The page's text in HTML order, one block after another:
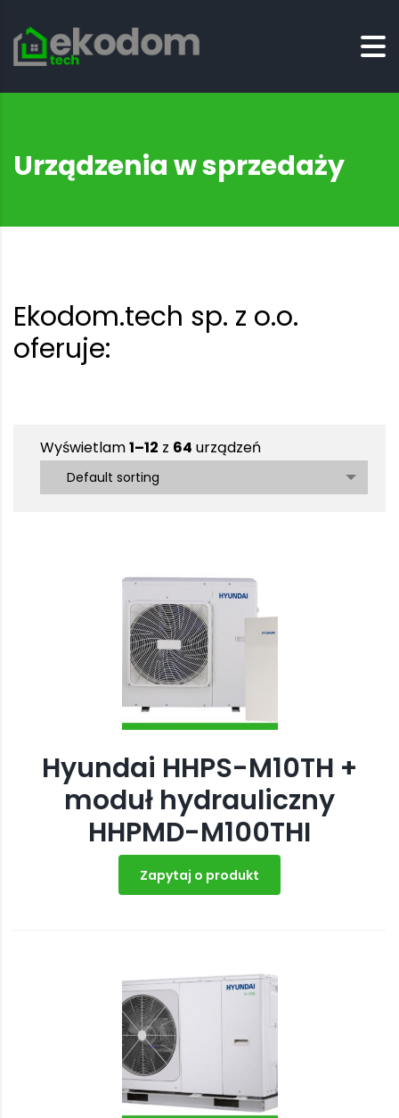
Urządzenia w sprzedaży
Ekodom.tech sp. z o.o.
oferuje:
Wyświetlam1–12 z 64 urządzeń
Default sorting
Hyundai HHPS-M10TH +
moduł hydrauliczny
HHPMD-M100THI
Zapytaj o produkt